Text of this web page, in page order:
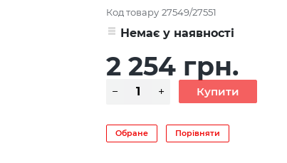
Код товару 27549/27551
Немає у наявності
2 254 грн.
Обране Порівняти